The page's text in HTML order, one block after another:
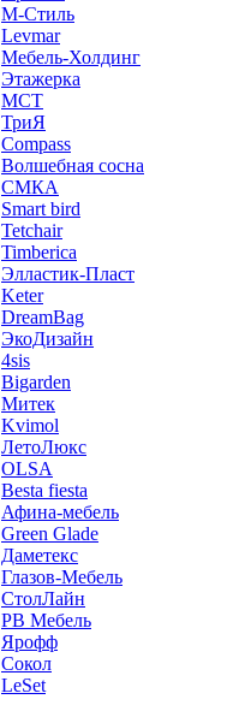
М-Стиль
Levmar
Мебель-Холдинг
Этажерка
МСТ
ТриЯ
Compass
Волшебная сосна
СМКА
Smart bird
Tetchair
Timberica
Элластик-Пласт
Keter
DreamBag
ЭкоДизайн
4sis
Bigarden
Митек
Kvimol
ЛетоЛюкс
OLSA
Besta fiesta
Афина-мебель
Green Glade
Даметекс
Глазов-Мебель
СтолЛайн
РВ Мебель
Ярофф
Сокол
LeSet